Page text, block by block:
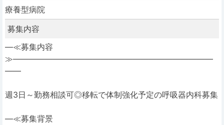
療養型病院
募集内容
―≪募集内容
≫―――――――――――――――――――――――――
――
週3日～勤務相談可◎移転で体制強化予定の呼吸器内科募集
―≪募集背景